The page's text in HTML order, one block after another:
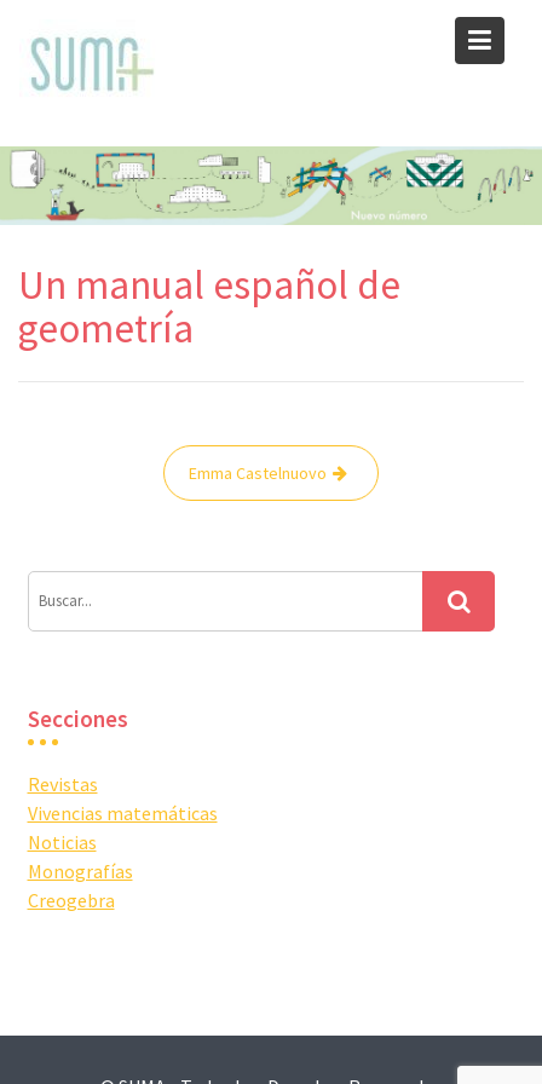
content
Un manual español de
geometría
Navegación
Emma Castelnuovo
Secciones
Revistas
Vivencias matemáticas
Noticias
Monografías
Creogebra